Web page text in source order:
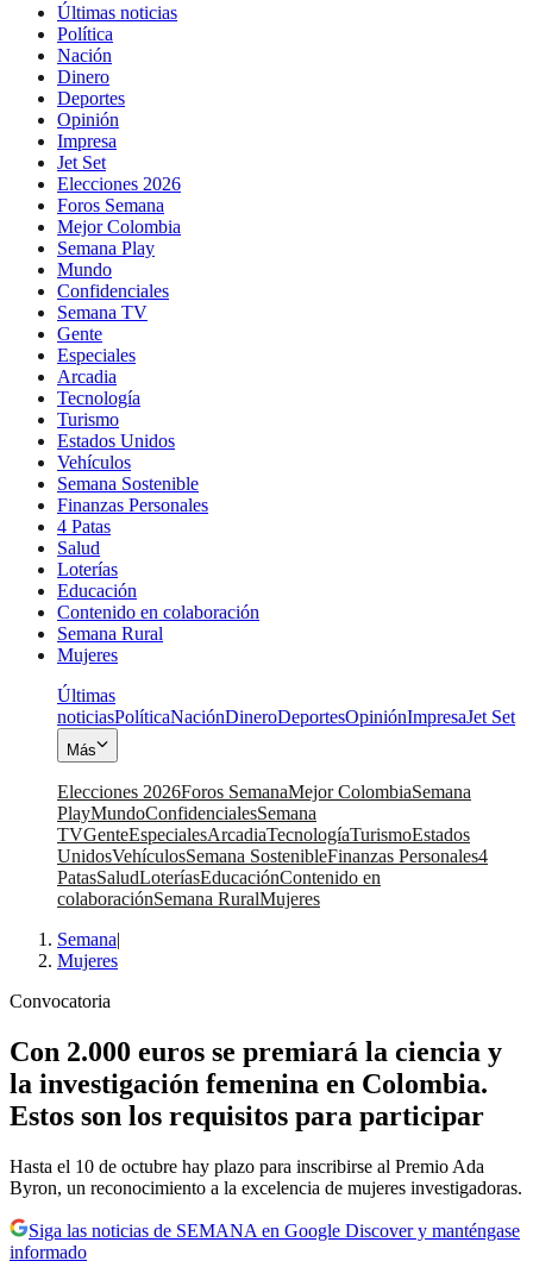
Últimas noticias
Política
Nación
Dinero
Deportes
Opinión
Impresa
Jet Set
Elecciones 2026
Foros Semana
Mejor Colombia
Semana Play
Mundo
Confidenciales
Semana TV
Gente
Especiales
Arcadia
Tecnología
Turismo
Estados Unidos
Vehículos
Semana Sostenible
Finanzas Personales
4 Patas
Salud
Loterías
Educación
Contenido en colaboración
Semana Rural
Mujeres
Últimas
noticiasPolíticaNaciónDineroDeportesOpiniónImpresaJet Set
Más
Elecciones 2026Foros SemanaMejor ColombiaSemana
PlayMundoConfidencialesSemana
TVGenteEspecialesArcadiaTecnologíaTurismoEstados
UnidosVehículosSemana SostenibleFinanzas Personales4
PatasSaludLoteríasEducaciónContenido en
colaboraciónSemana RuralMujeres
Semana|
Mujeres
Convocatoria
Con 2.000 euros se premiará la ciencia y
la investigación femenina en Colombia.
Estos son los requisitos para participar
Hasta el 10 de octubre hay plazo para inscribirse al Premio Ada
Byron, un reconocimiento a la excelencia de mujeres investigadoras.
Siga las noticias de SEMANA en Google Discover y manténgase
informado